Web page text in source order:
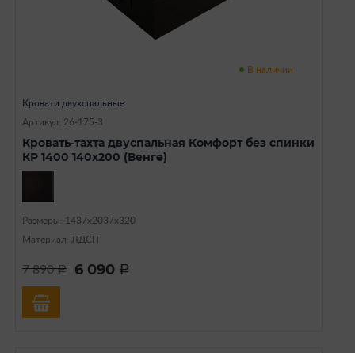
В наличии
Кровати двухспальные
Артикул: 26-175-3
Кровать-тахта двуспальная Комфорт без спинки
КР 1400 140х200 (Венге)
Размеры: 1437х2037х320
Материал: ЛДСП
7 890a 6 090 a